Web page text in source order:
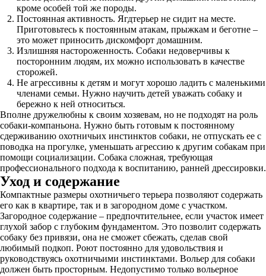
кроме особей той же породы.
Постоянная активность. Ягдтерьер не сидит на месте.
Приготовьтесь к постоянным атакам, прыжкам и беготне –
это может приносить дискомфорт домашним.
Излишняя настороженность. Собаки недоверчивы к
посторонним людям, их можно использовать в качестве
сторожей.
Не агрессивны к детям и могут хорошо ладить с маленькими
членами семьи. Нужно научить детей уважать собаку и
бережно к ней относиться.
Вполне дружелюбны к своим хозяевам, но не подходят на роль
собаки-компаньона. Нужно быть готовым к постоянному
сдерживанию охотничьих инстинктов собаки, не отпускать ее с
поводка на прогулке, уменьшать агрессию к другим собакам при
помощи социализации. Собака сложная, требующая
профессионального подхода к воспитанию, ранней дрессировки.
Уход и содержание
Компактные размеры охотничьего терьера позволяют содержать
его как в квартире, так и в загородном доме с участком.
Загородное содержание – предпочтительнее, если участок имеет
глухой забор с глубоким фундаментом. Это позволит содержать
собаку без привязи, она не сможет сбежать, сделав свой
любимый подкоп. Роют постоянно для удовольствия и
руководствуясь охотничьими инстинктами. Вольер для собаки
должен быть просторным. Недопустимо только вольерное